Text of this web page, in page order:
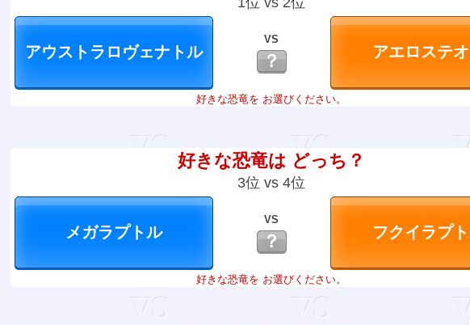
VS
？
好きな恐竜を お選びください。
好きな恐竜は どっち？
3位 vs 4位
VS
？
好きな恐竜を お選びください。